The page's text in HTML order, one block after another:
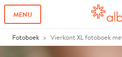
MENU
Fotoboek Vierkant XL fotoboek